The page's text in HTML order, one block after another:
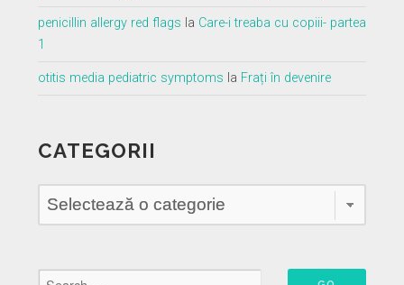
penicillin allergy red flags la Care-i treaba cu copiii- partea
1
otitis media pediatric symptoms la Frați în devenire
CATEGORII